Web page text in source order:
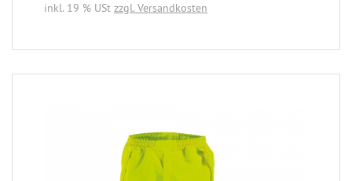
inkl. 19 % USt zzgl. Versandkosten